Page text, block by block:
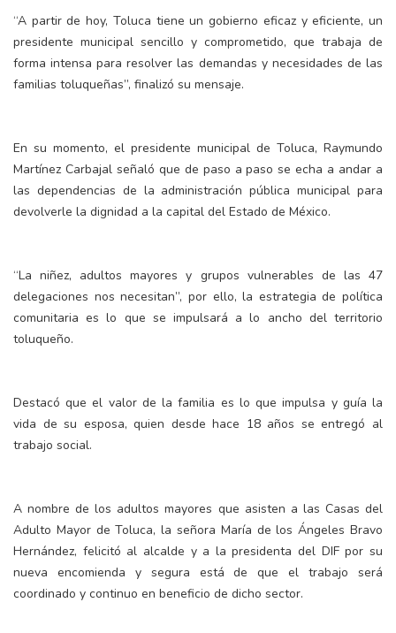
“A partir de hoy, Toluca tiene un gobierno eficaz y eficiente, un
presidente municipal sencillo y comprometido, que trabaja de
forma intensa para resolver las demandas y necesidades de las
familias toluqueñas”, finalizó su mensaje.
En su momento, el presidente municipal de Toluca, Raymundo
Martínez Carbajal señaló que de paso a paso se echa a andar a
las dependencias de la administración pública municipal para
devolverle la dignidad a la capital del Estado de México.
“La niñez, adultos mayores y grupos vulnerables de las 47
delegaciones nos necesitan”, por ello, la estrategia de política
comunitaria es lo que se impulsará a lo ancho del territorio
toluqueño.
Destacó que el valor de la familia es lo que impulsa y guía la
vida de su esposa, quien desde hace 18 años se entregó al
trabajo social.
A nombre de los adultos mayores que asisten a las Casas del
Adulto Mayor de Toluca, la señora María de los Ángeles Bravo
Hernández, felicitó al alcalde y a la presidenta del DIF por su
nueva encomienda y segura está de que el trabajo será
coordinado y continuo en beneficio de dicho sector.